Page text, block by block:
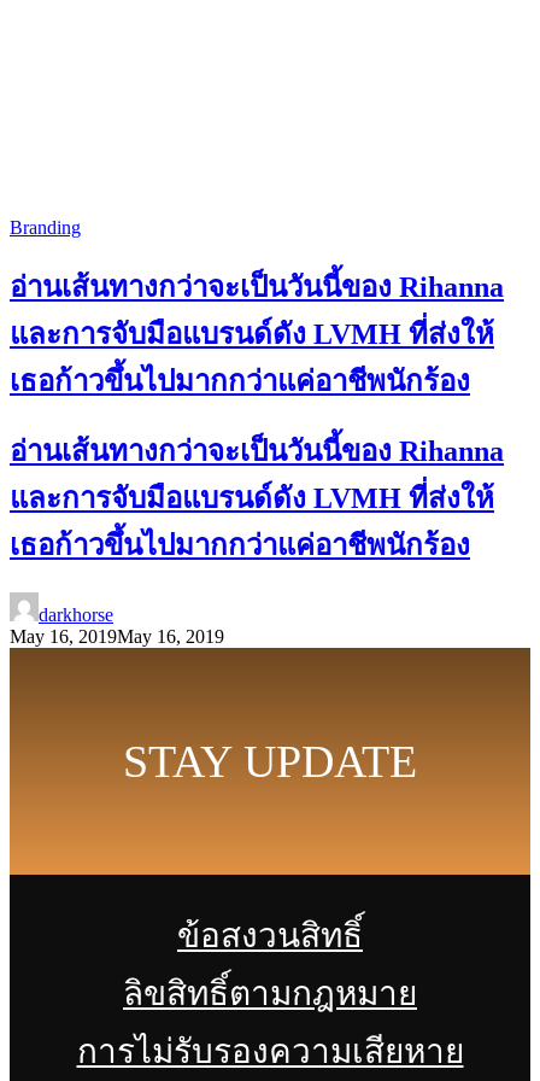
Branding
อ่านเส้นทางกว่าจะเป็นวันนี้ของ Rihanna
และการจับมือแบรนด์ดัง LVMH ที่ส่งให้
เธอก้าวขึ้นไปมากกว่าแค่อาชีพนักร้อง
อ่านเส้นทางกว่าจะเป็นวันนี้ของ Rihanna
และการจับมือแบรนด์ดัง LVMH ที่ส่งให้
เธอก้าวขึ้นไปมากกว่าแค่อาชีพนักร้อง
darkhorse
May 16, 2019May 16, 2019
STAY UPDATE
ข้อสงวนสิทธิ์
ลิขสิทธิ์ตามกฎหมาย
การไม่รับรองความเสียหาย